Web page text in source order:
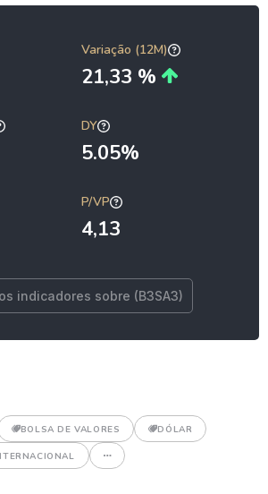
Variação (12M)
21,33 %
DY
5.05%
P/VP
4,13
indicadores sobre (B3SA3)
BOLSA DE VALORES DÓLAR